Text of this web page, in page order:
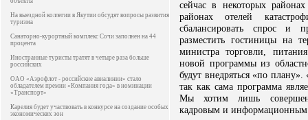
На выездной коллегии в Якутии обсудят вопросы развития
туризма
Санаторно-курортный комплекс Сочи заполнен на 44
процента
Иностранные туристы тратят в четыре раза больше
российских
ОАО «Аэрофлот - российские авиалинии» стало
обладателем премии «Компания года» в номинации
«Транспорт»
Карелия будет участвовать в конкурсе на создание особых
экономических зон
сейчас в некоторых
районах отелей
сбалансировать спрос и
разместить гостиницы на
министра торговли,
новой программы из
будут внедряться «по
так как сама программа
Мы хотим лишь
кадровым и информационным